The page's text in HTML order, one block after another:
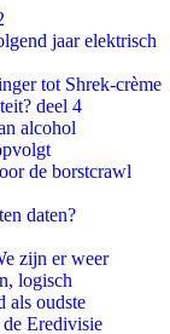
jaar elektrisch
tot Shrek-crème
deel 4
alcohol
de borstcrawl
daten?
zijn er weer
logisch
als oudste
Eredivisie